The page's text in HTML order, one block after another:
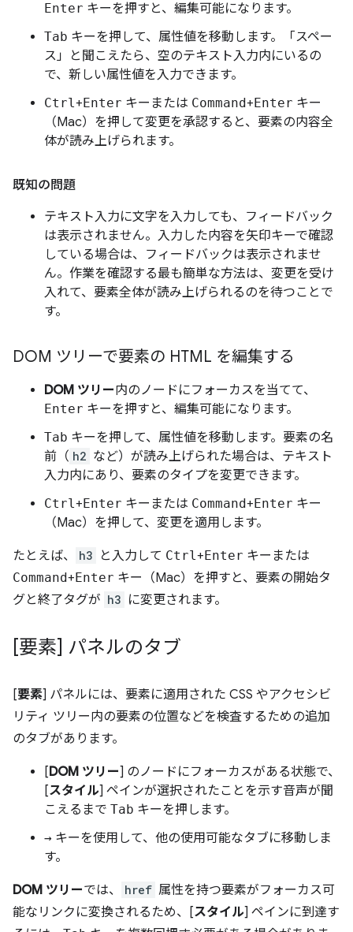
Enter キーを押すと、編集可能になります。
Tab キーを押して、属性値を移動します。「スペー
ス」と聞こえたら、空のテキスト入力内にいるの
で、新しい属性値を入力できます。
Ctrl+Enter キーまたは Command+Enter キー
（Mac）を押して変更を承認すると、要素の内容全
体が読み上げられます。
既知の問題
テキスト入力に文字を入力しても、フィードバック
は表示されません。入力した内容を矢印キーで確認
している場合は、フィードバックは表示されませ
ん。作業を確認する最も簡単な方法は、変更を受け
入れて、要素全体が読み上げられるのを待つことで
す。
DOM ツリーで要素の HTML を編集する
DOM ツリー内のノードにフォーカスを当てて、
Enter キーを押すと、編集可能になります。
Tab キーを押して、属性値を移動します。要素の名
前（ h2 など）が読み上げられた場合は、テキスト
入力内にあり、要素のタイプを変更できます。
Ctrl+Enter キーまたは Command+Enter キー
（Mac）を押して、変更を適用します。
たとえば、 h3 と入力して Ctrl+Enter キーまたは
Command+Enter キー（Mac）を押すと、要素の開始タ
グと終了タグが h3 に変更されます。
[要素] パネルのタブ
[要素] パネルには、要素に適用された CSS やアクセシビ
リティ ツリー内の要素の位置などを検査するための追加
のタブがあります。
[DOM ツリー] のノードにフォーカスがある状態で、
[スタイル] ペインが選択されたことを示す音声が聞
こえるまで Tab キーを押します。
→ キーを使用して、他の使用可能なタブに移動しま
す。
DOM ツリーでは、 href 属性を持つ要素がフォーカス可
能なリンクに変換されるため、[スタイル] ペインに到達す